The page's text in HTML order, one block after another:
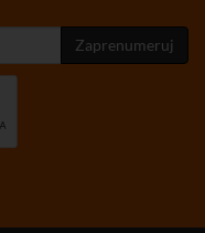
Zaprenumeruj